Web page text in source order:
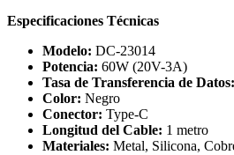
Especificaciones Técnicas
Modelo: DC-23014
Potencia: 60W (20V-3A)
Tasa de Transferencia de Datos:
Color: Negro
Conector: Type-C
Longitud del Cable: 1 metro
Materiales: Metal, Silicona,